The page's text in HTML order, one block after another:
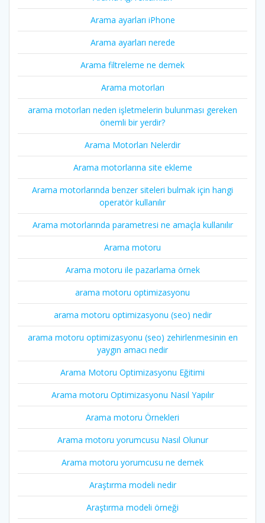
Arama ayarları iPhone
Arama ayarları nerede
Arama filtreleme ne demek
Arama motorları
arama motorları neden işletmelerin bulunması gereken
önemli bir yerdir?
Arama Motorları Nelerdir
Arama motorlarına site ekleme
Arama motorlarında benzer siteleri bulmak için hangi
operatör kullanılır
Arama motorlarında parametresi ne amaçla kullanılır
Arama motoru
Arama motoru ile pazarlama örnek
arama motoru optimizasyonu
arama motoru optimizasyonu (seo) nedir
arama motoru optimizasyonu (seo) zehirlenmesinin en
yaygın amacı nedir
Arama Motoru Optimizasyonu Eğitimi
Arama motoru Optimizasyonu Nasıl Yapılır
Arama motoru Örnekleri
Arama motoru yorumcusu Nasıl Olunur
Arama motoru yorumcusu ne demek
Araştırma modeli nedir
Araştırma modeli örneği